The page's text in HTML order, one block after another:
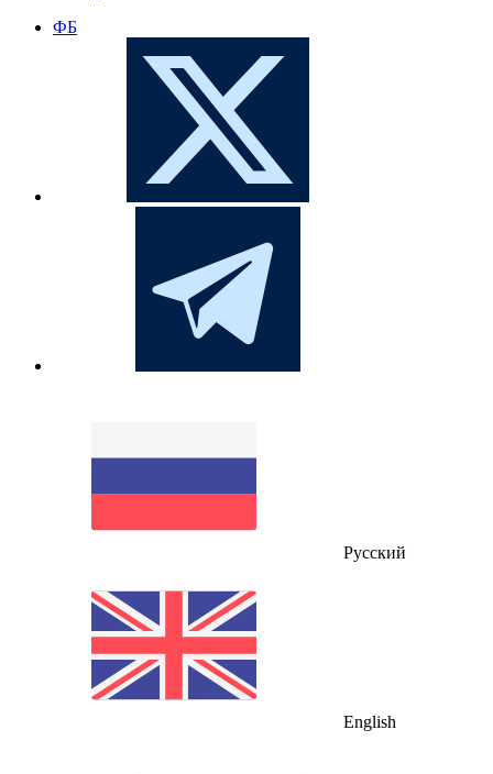
ФБ
Русский
English